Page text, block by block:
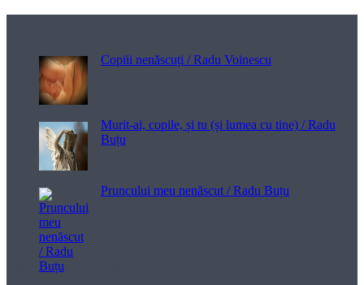
Copiii nenăscuți / Radu Voinescu
Murit-ai, copile, și tu (și lumea cu tine) / Radu
Buțu
Pruncului meu nenăscut / Radu Buțu
Melodii pentru viață